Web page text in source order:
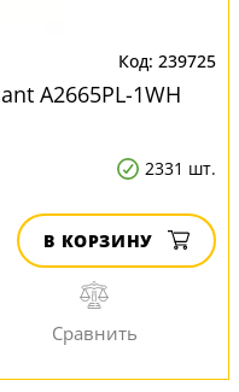
239725
A2665PL-1WH
2331 шт.
В КОРЗИНУ